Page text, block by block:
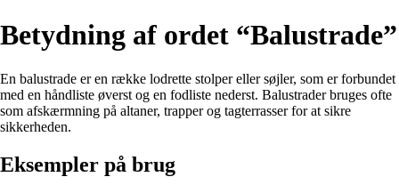
Betydning af ordet “Balustrade”
En balustrade er en række lodrette stolper eller søjler, som er forbundet
med en håndliste øverst og en fodliste nederst. Balustrader bruges ofte
som afskærmning på altaner, trapper og tagterrasser for at sikre
sikkerheden.
Eksempler på brug